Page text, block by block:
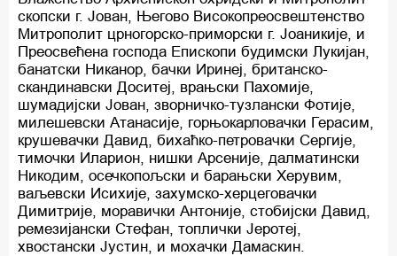
скопски г. Јован, Његово Високопреосвештенство
Митрополит црногорско-приморски г. Јоаникије, и
Преосвећена господа Епископи будимски Лукијан,
банатски Никанор, бачки Иринеј, британско-
скандинавски Доситеј, врањски Пахомије,
шумадијски Јован, зворничко-тузлански Фотије,
милешевски Атанасије, горњокарловачки Герасим,
крушевачки Давид, бихаћко-петровачки Сергије,
тимочки Иларион, нишки Арсеније, далматински
Никодим, осечкопољски и барањски Херувим,
ваљевски Исихије, захумско-херцеговачки
Димитрије, моравички Антоније, стобијски Давид,
ремезијански Стефан, топлички Јеротеј,
хвостански Јустин, и мохачки Дамаскин.